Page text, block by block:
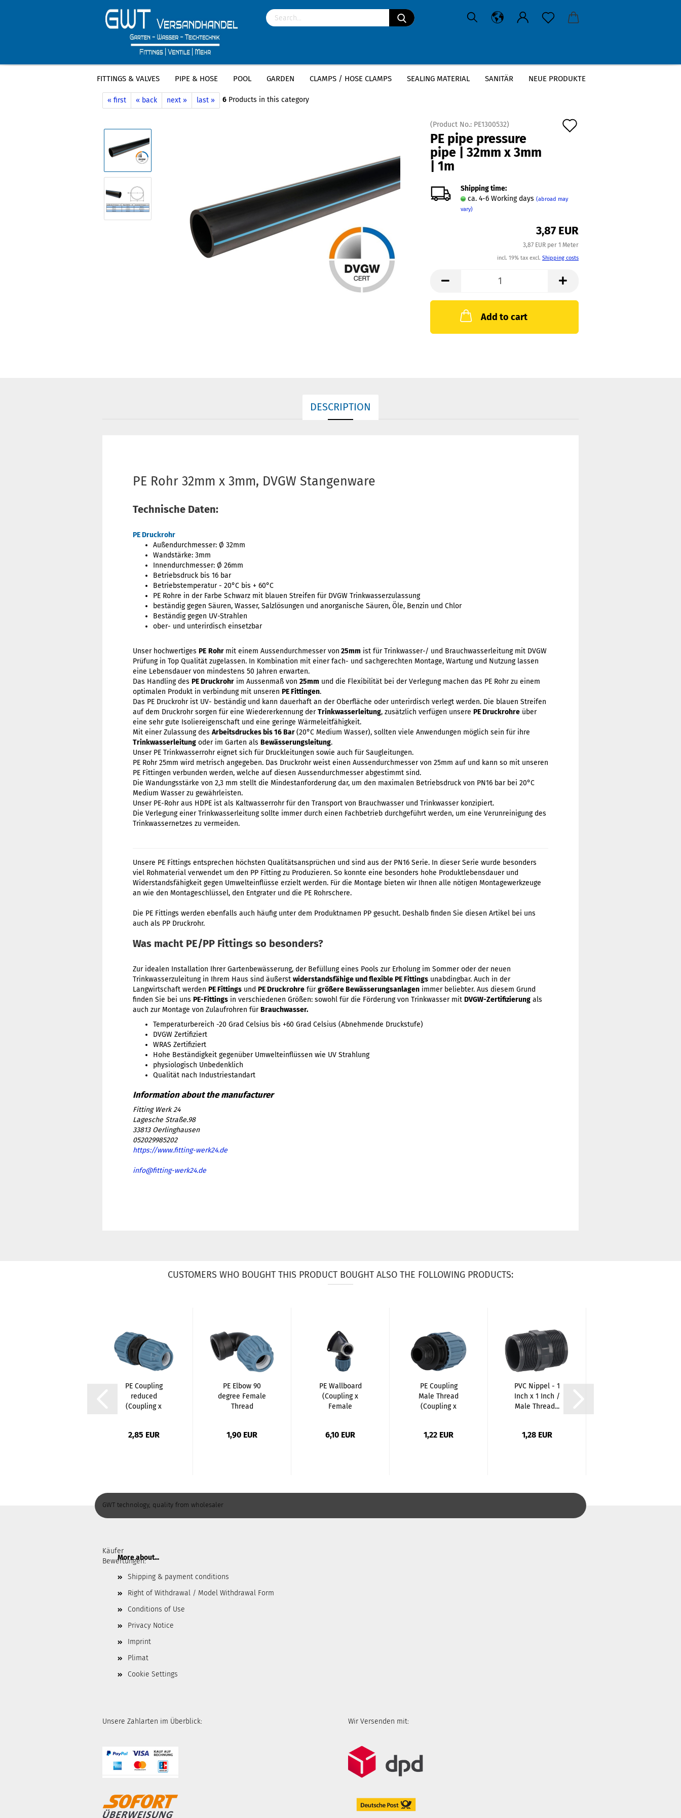
FITTINGS & VALVES PIPE & HOSE POOL GARDEN CLAMPS / HOSE CLAMPS SEALING MATERIAL SANITÄR NEUE PRODUKTE
Main page » Pipe & Hose » PE pipe » PE pipe pressure pipe | 32mm x 3mm | 1m
« first « back next » last » 6 Products in this category
(Product No.: PE1300532)
PE pipe pressure
pipe | 32mm x 3mm
| 1m
Shipping time:
ca. 4-6 Working days (abroad may
vary)
3,87 EUR
3,87 EUR per 1 Meter
incl. 19% tax excl. Shipping costs
Add to cart
DESCRIPTION
PE Rohr 32mm x 3mm, DVGW Stangenware
Technische Daten:
PE Druckrohr
Außendurchmesser: Ø 32mm
Wandstärke: 3mm
Innendurchmesser: Ø 26mm
Betriebsdruck bis 16 bar
Betriebstemperatur - 20°C bis + 60°C
PE Rohre in der Farbe Schwarz mit blauen Streifen für DVGW Trinkwasserzulassung
beständig gegen Säuren, Wasser, Salzlösungen und anorganische Säuren, Öle, Benzin und Chlor
Beständig gegen UV-Strahlen
ober- und unterirdisch einsetzbar
Unser hochwertiges PE Rohr mit einem Aussendurchmesser von 25mm ist für Trinkwasser-/ und Brauchwasserleitung mit DVGW
Prüfung in Top Qualität zugelassen. In Kombination mit einer fach- und sachgerechten Montage, Wartung und Nutzung lassen
eine Lebensdauer von mindestens 50 Jahren erwarten.
Das Handling des PE Druckrohr im Aussenmaß von 25mm und die Flexibilität bei der Verlegung machen das PE Rohr zu einem
optimalen Produkt in verbindung mit unseren PE Fittingen.
Das PE Druckrohr ist UV- beständig und kann dauerhaft an der Oberfläche oder unterirdisch verlegt werden. Die blauen Streifen
auf dem Druckrohr sorgen für eine Wiedererkennung derTrinkwasserleitung, zusätzlich verfügen unsere PE Druckrohre über
eine sehr gute Isoliereigenschaft und eine geringe Wärmeleitfähigkeit.
Mit einer Zulassung des Arbeitsdruckes bis 16 Bar(20°C Medium Wasser), sollten viele Anwendungen möglich sein für ihre
Trinkwasserleitung oder im Garten als Bewässerungsleitung.
Unser PE Trinkwasserrohr eignet sich für Druckleitungen sowie auch für Saugleitungen.
PE Rohr 25mm wird metrisch angegeben. Das Druckrohr weist einen Aussendurchmesser von 25mm auf und kann so mit unseren
PE Fittingen verbunden werden, welche auf diesen Aussendurchmesser abgestimmt sind.
Die Wandungsstärke von 2,3 mm stellt die Mindestanforderung dar, um den maximalen Betriebsdruck von PN16 bar bei 20°C
Medium Wasser zu gewährleisten.
Unser PE-Rohr aus HDPE ist als Kaltwasserrohr für den Transport von Brauchwasser und Trinkwasser konzipiert.
Die Verlegung einer Trinkwasserleitung sollte immer durch einen Fachbetrieb durchgeführt werden, um eine Verunreinigung des
Trinkwassernetzes zu vermeiden.
Unsere PE Fittings entsprechen höchsten Qualitätsansprüchen und sind aus der PN16 Serie. In dieser Serie wurde besonders
viel Rohmaterial verwendet um den PP Fitting zu Produzieren. So konnte eine besonders hohe Produktlebensdauer und
Widerstandsfähigkeit gegen Umwelteinflüsse erzielt werden. Für die Montage bieten wir Ihnen alle nötigen Montagewerkzeuge
an wie den Montageschlüssel, den Entgrater und die PE Rohrschere.
Die PE Fittings werden ebenfalls auch häufig unter dem Produktnamen PP gesucht. Deshalb finden Sie diesen Artikel bei uns
auch als PP Druckrohr.
Was macht PE/PP Fittings so besonders?
Zur idealen Installation Ihrer Gartenbewässerung, der Befüllung eines Pools zur Erholung im Sommer oder der neuen
Trinkwasserzuleitung in Ihrem Haus sind äußerst widerstandsfähige und flexible PE Fittings unabdingbar. Auch in der
Langwirtschaft werden PE Fittings und PE Druckrohre fürgrößere Bewässerungsanlagen immer beliebter. Aus diesem Grund
finden Sie bei uns PE-Fittings in verschiedenen Größen: sowohl für die Förderung von Trinkwasser mit DVGW-Zertifizierung als
auch zur Montage von Zulaufrohren fürBrauchwasser.
Temperaturbereich -20 Grad Celsius bis +60 Grad Celsius (Abnehmende Druckstufe)
DVGW Zertifiziert
WRAS Zertifiziert
Hohe Beständigkeit gegenüber Umwelteinflüssen wie UV Strahlung
physiologisch Unbedenklich
Qualität nach Industriestandart
Fitting Werk 24
Lagesche Straße.98
33813 Oerlinghausen
052029985202
https://www.fitting-werk24.de
info@fitting-werk24.de
CUSTOMERS WHO BOUGHT THIS PRODUCT BOUGHT ALSO THE FOLLOWING PRODUCTS:
PE Coupling
reduced
(Coupling x
2,85 EUR
PE Elbow 90
degree Female
Thread
1,90 EUR
PE Wallboard
(Coupling x
Female
6,10 EUR
PE Coupling
Male Thread
(Coupling x
1,22 EUR
PVC Nippel - 1
Inch x 1 Inch /
Male Thread...
1,28 EUR
GWT technology, quality from wholesaler
Käufer
Bewertungen:
More about...
Shipping & payment conditions
Right of Withdrawal / Model Withdrawal Form
Conditions of Use
Privacy Notice
Imprint
Plimat
Cookie Settings
Unsere Zahlarten im Überblick: Wir Versenden mit: